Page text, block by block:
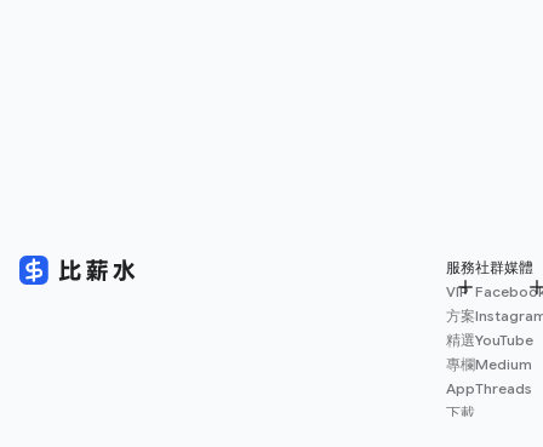
服務
VIP
方案
精選
專欄
App
下載
社群媒體
YouTube
Medium
Threads